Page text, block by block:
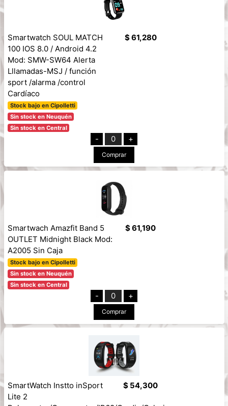
Smartwatch SOUL MATCH
100 IOS 8.0 / Android 4.2
Mod: SMW-SW64 Alerta
Lllamadas-MSJ / función
sport /alarma /control
Cardíaco
Stock bajo en Cipolletti
Sin stock en Neuquén
Sin stock en Central
$ 61,280
- 0 +
Comprar
Smartwach Amazfit Band 5
OUTLET Midnight Black Mod:
A2005 Sin Caja
Stock bajo en Cipolletti
Sin stock en Neuquén
Sin stock en Central
$ 61,190
- 0 +
Comprar
SmartWatch Instto inSport
Lite 2
$ 54,300